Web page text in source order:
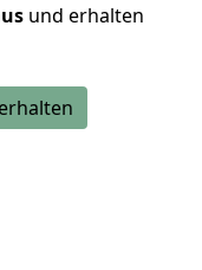
und erhalten